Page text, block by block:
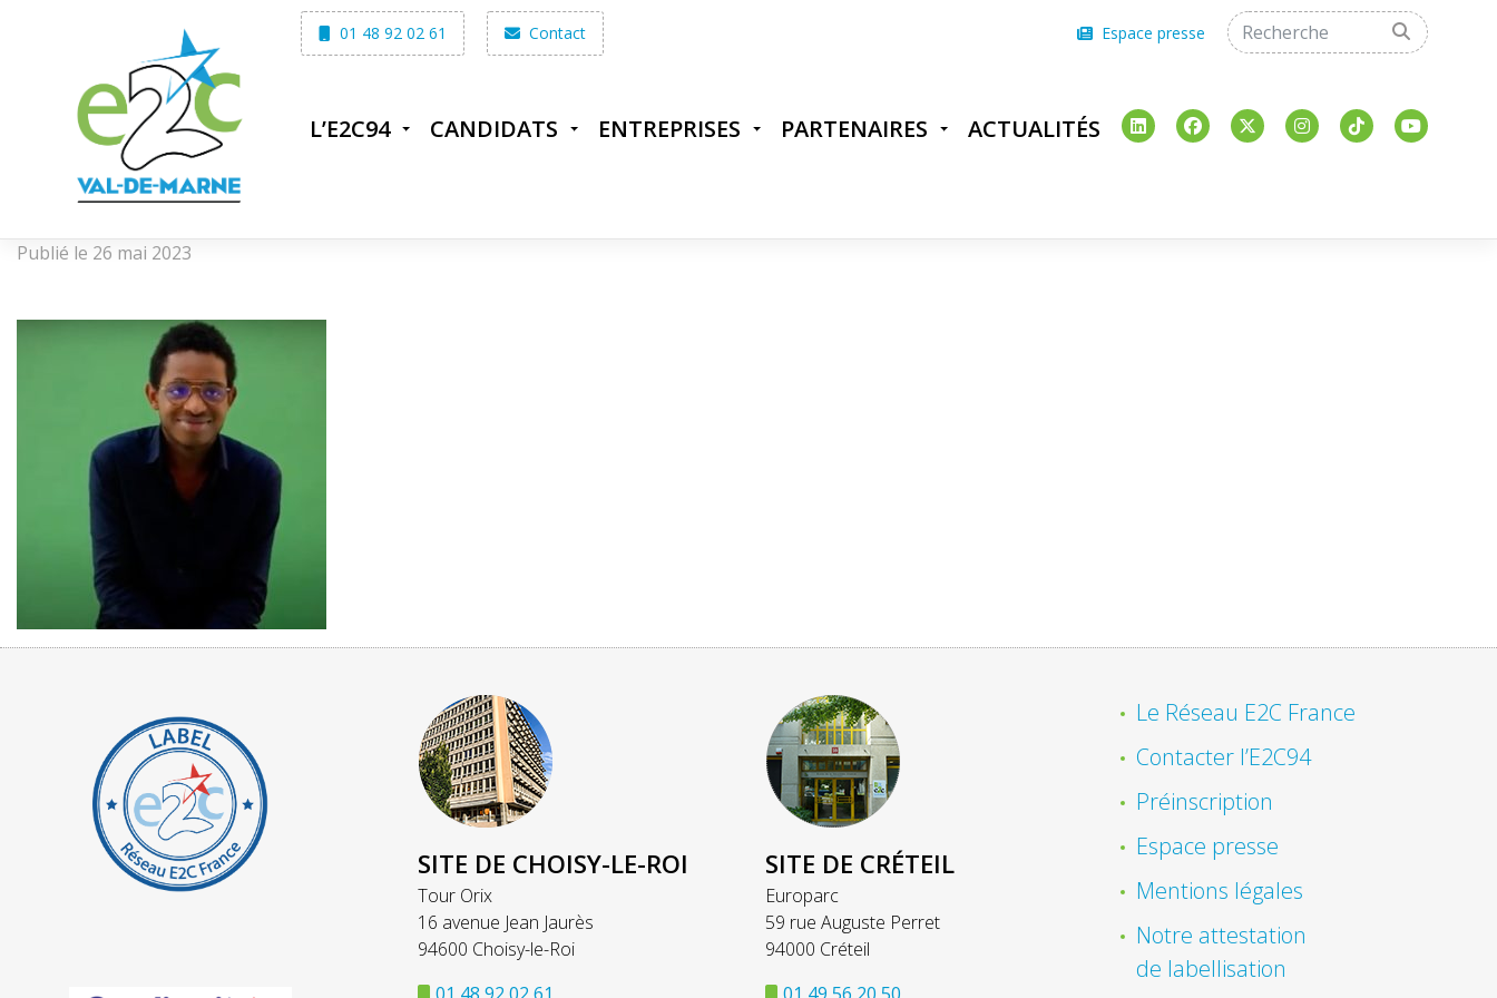
01 48 92 02 61 Contact Espace presse
L’E2C94 CANDIDATS ENTREPRISES PARTENAIRES ACTUALITÉS
Publié le 26 mai 2023
SITE DE CHOISY-LE-ROI
Tour Orix
16 avenue Jean Jaurès
94600 Choisy-le-Roi
SITE DE CRÉTEIL
Europarc
59 rue Auguste Perret
94000 Créteil
Le Réseau E2C France
Contacter l’E2C94
Préinscription
Espace presse
Mentions légales
Notre attestation
de labellisation